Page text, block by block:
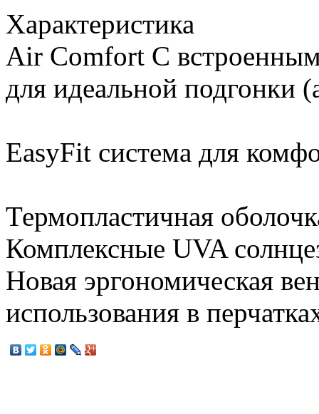
Характеристика
Air Comfort С
для идеальной подгонки
EasyFit система для
Термопластичная
Комплексные UVA
Новая эргономическая
использования в